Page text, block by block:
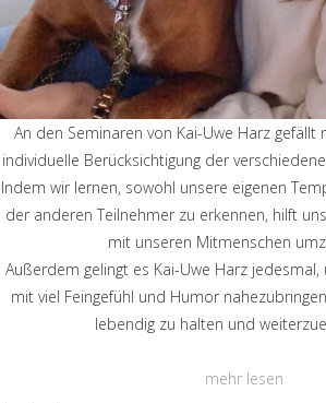
An den Seminaren von Kai-Uwe Harz gefällt
individuelle Berücksichtigung der
Indem wir lernen, sowohl unsere eigenen
der anderen Teilnehmer zu erkennen, hilft
mit unseren Mitmenschen
Außerdem gelingt es Kai-Uwe Harz
mit viel Feingefühl und Humor
lebendig zu halten und
mehr lesen